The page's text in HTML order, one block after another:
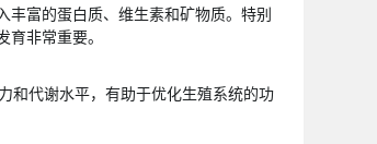
丰富的蛋白质、维生素和矿物质。特别
非常重要。
和代谢水平，有助于优化生殖系统的功